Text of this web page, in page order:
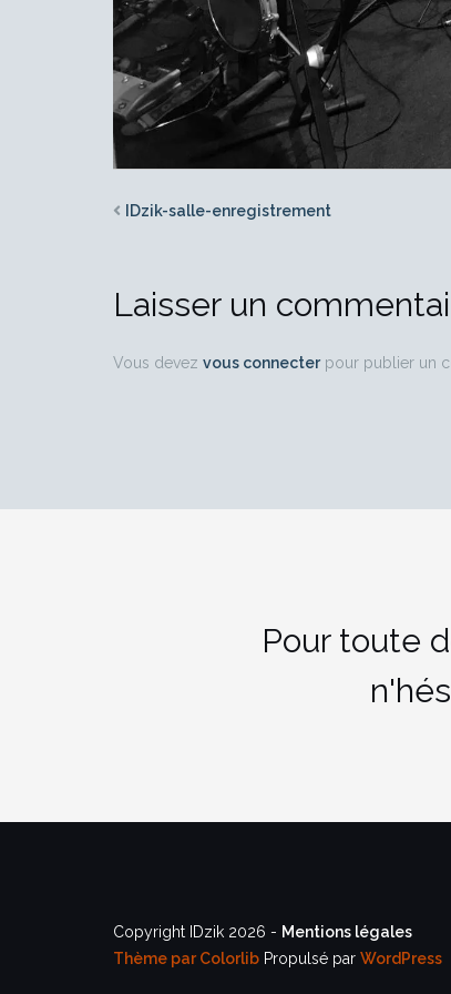
IDzik-salle-enregistrement
Laisser un
Vous devez vous connecterpour publier un
Pour toute
Copyright IDzik 2026 - Mentions légales
Thème parColorlib Propulsé par WordPress